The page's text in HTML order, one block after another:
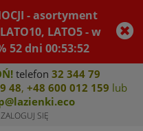
- asortyment
LATO5 - w
52dni00:53:52
telefon 32 344 79
48, +48 600 012 159 lub
ZALOGUJ SIĘ